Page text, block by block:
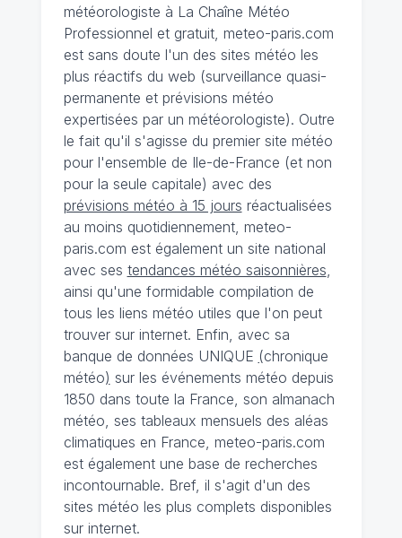
météorologiste à La Chaîne Météo
Professionnel et gratuit, meteo-paris.com
est sans doute l'un des sites météo les
plus réactifs du web (surveillance quasi-
permanente et prévisions météo
expertisées par un météorologiste). Outre
le fait qu'il s'agisse du premier site météo
pour l'ensemble de Ile-de-France (et non
pour la seule capitale) avec des
prévisions météo à 15 jours réactualisées
au moins quotidiennement, meteo-
paris.com est également un site national
avec ses tendances météo saisonnières,
ainsi qu'une formidable compilation de
tous les liens météo utiles que l'on peut
trouver sur internet. Enfin, avec sa
banque de données UNIQUE (chronique
météo) sur les événements météo depuis
1850 dans toute la France, son almanach
météo, ses tableaux mensuels des aléas
climatiques en France, meteo-paris.com
est également une base de recherches
incontournable. Bref, il s'agit d'un des
sites météo les plus complets disponibles
sur internet.